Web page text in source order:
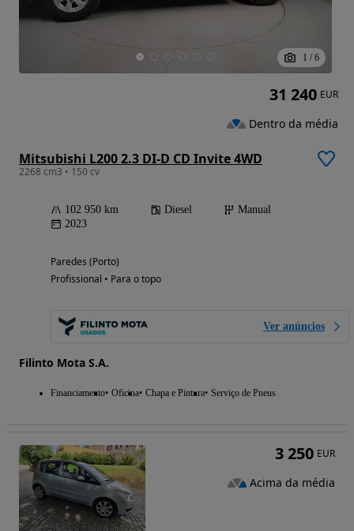
1 / 6
Mitsubishi L200 2.3 DI-D CD Invite 4WD
2268 cm3 • 150 cv
102 950 km Diesel
Manual
2023
Paredes (Porto)
Profissional • Para o topo
Ver anúncios
Filinto Mota S.A.
Financiamento Oficina Chapa e Pintura Serviço de Pneus
31 240 EUR
Dentro da média
3 250 EUR
Acima da média